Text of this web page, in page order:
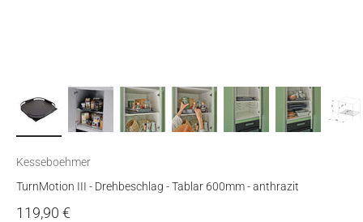
Kesseboehmer
TurnMotion III - Drehbeschlag - Tablar 600mm - anthrazit
Angebot
119,90 €